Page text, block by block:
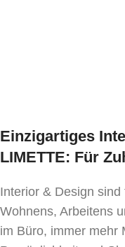
Einzigartiges
LIMETTE: Für
Interior & Design
Wohnens, Arbeitens
im Büro, immer mehr